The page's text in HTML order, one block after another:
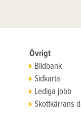
Övrigt
Bildbank
Sidkarta
Lediga jobb
Skottkärrans